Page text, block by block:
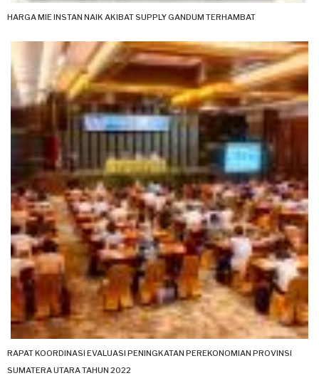
HARGA MIE INSTAN NAIK AKIBAT SUPPLY GANDUM TERHAMBAT
RAPAT KOORDINASI EVALUASI PENINGKATAN PEREKONOMIAN PROVINSI
SUMATERA UTARA TAHUN 2022